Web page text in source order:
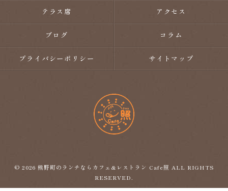
テラス席 アクセス
ブログ コラム
プライバシーポリシー サイトマップ
© 2026 熊野町のランチならカフェ&レストラン Cafe照 ALL RIGHTS
RESERVED.